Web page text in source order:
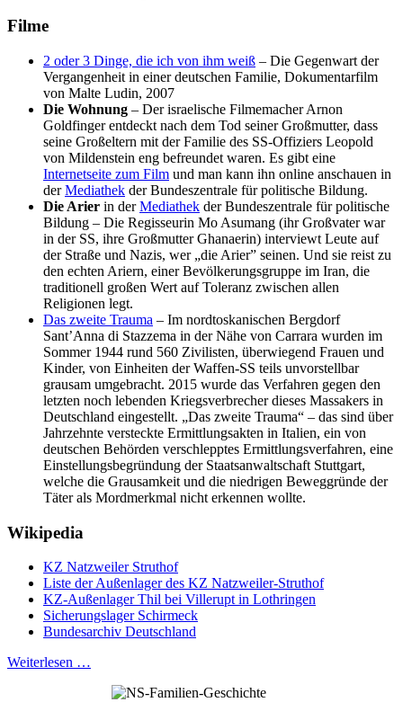
Filme
2 oder 3 Dinge, die ich von ihm weiß – Die Gegenwart der
Vergangenheit in einer deutschen Familie, Dokumentarfilm
von Malte Ludin, 2007
Die Wohnung – Der israelische Filmemacher Arnon
Goldfinger entdeckt nach dem Tod seiner Großmutter, dass
seine Großeltern mit der Familie des SS-Offiziers Leopold
von Mildenstein eng befreundet waren. Es gibt eine
Internetseite zum Film und man kann ihn online anschauen in
derMediathek der Bundeszentrale für politische Bildung.
Die Arier in derMediathek der Bundeszentrale für politische
Bildung – Die Regisseurin Mo Asumang (ihr Großvater war
in der SS, ihre Großmutter Ghanaerin) interviewt Leute auf
der Straße und Nazis, wer „die Arier” seinen. Und sie reist zu
den echten Ariern, einer Bevölkerungsgruppe im Iran, die
traditionell großen Wert auf Toleranz zwischen allen
Religionen legt.
Das zweite Trauma – Im nordtoskanischen Bergdorf
Sant’Anna di Stazzema in der Nähe von Carrara wurden im
Sommer 1944 rund 560 Zivilisten, überwiegend Frauen und
Kinder, von Einheiten der Waffen-SS teils unvorstellbar
grausam umgebracht. 2015 wurde das Verfahren gegen den
letzten noch lebenden Kriegsverbrecher dieses Massakers in
Deutschland eingestellt. „Das zweite Trauma“ – das sind über
Jahrzehnte versteckte Ermittlungsakten in Italien, ein von
deutschen Behörden verschlepptes Ermittlungsverfahren, eine
Einstellungsbegründung der Staatsanwaltschaft Stuttgart,
welche die Grausamkeit und die niedrigen Beweggründe der
Täter als Mordmerkmal nicht erkennen wollte.
Wikipedia
KZ Natzweiler Struthof
Liste der Außenlager des KZ Natzweiler-Struthof
KZ-Außenlager Thil bei Villerupt in Lothringen
Sicherungslager Schirmeck
Bundesarchiv Deutschland
Weiterlesen …